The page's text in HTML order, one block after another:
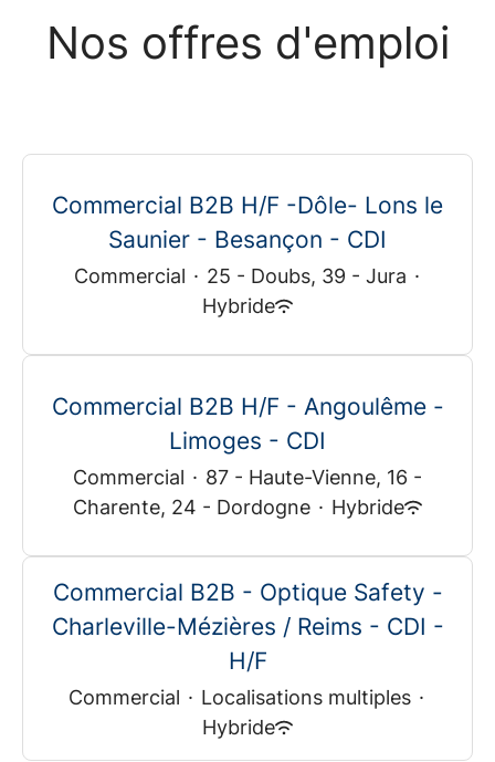
Nos offres d'emploi
Commercial B2B H/F -Dôle- Lons le
Saunier - Besançon - CDI
Commercial · 25 - Doubs, 39 - Jura ·
Hybride
Commercial B2B H/F - Angoulême -
Limoges - CDI
Commercial · 87 - Haute-Vienne, 16 -
Charente, 24 - Dordogne · Hybride
Commercial B2B - Optique Safety -
Charleville-Mézières / Reims - CDI -
H/F
Commercial · Localisations multiples ·
Hybride